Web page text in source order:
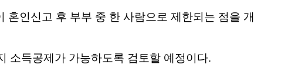
인신고 후 부부 중 한 사람으로 제한되는 점을 개
소득공제가 가능하도록 검토할 예정이다.